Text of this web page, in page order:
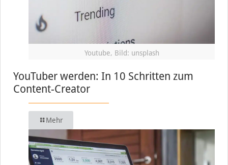
Youtube, Bild: unsplash
YouTuber werden: In 10 Schritten zum
Content-Creator
Mehr